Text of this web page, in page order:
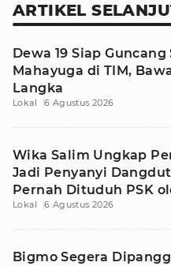
ARTIKEL
Dewa 19 Siap
Mahayuga di TIM,
Langka
Lokal 6 Agustus 2026
Wika Salim Ungkap
Jadi Penyanyi Dangdut
Pernah Dituduh PSK
Tetangga
Lokal 6 Agustus 2026
Bigmo Segera